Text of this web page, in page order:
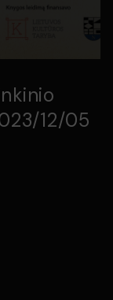
12/05